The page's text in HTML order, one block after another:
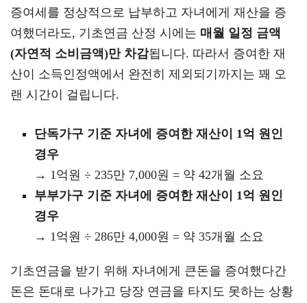
증여세를 정상적으로 납부하고 자녀에게 재산을 증
여했더라도, 기초연금 산정 시에는 매월 일정 금액
(자연적 소비금액)만 차감됩니다. 따라서 증여한 재
산이 소득인정액에서 완전히 제외되기까지는 꽤 오
랜 시간이 걸립니다.
단독가구 기준 자녀에 증여한 재산이 1억 원인
경우
→ 1억원 ÷ 235만 7,000원 = 약 42개월 소요
부부가구 기준 자녀에 증여한 재산이 1억 원인
경우
→ 1억원 ÷ 286만 4,000원 = 약 35개월 소요
기초연금을 받기 위해 자녀에게 큰돈을 증여했다간
돈은 돈대로 나가고 당장 연금을 타지도 못하는 상황